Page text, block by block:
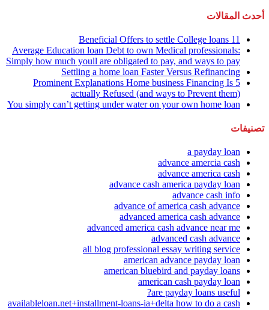
أحدث المقالات
11 Beneficial Offers to settle College loans
Average Education loan Debt to own Medical professionals:
Simply how much youll are obligated to pay, and ways to pay
Settling a home loan Faster Versus Refinancing
5 Prominent Explanations Home business Financing Is
actually Refused (and ways to Prevent them)
You simply can’t getting under water on your own home loan
تصنيفات
a payday loan
advance amercia cash
advance america cash
advance cash america payday loan
advance cash info
advance of america cash advance
advanced america cash advance
advanced america cash advance near me
advanced cash advance
all blog professional essay writing service
american advance payday loan
american bluebird and payday loans
american cash payday loan
are payday loans useful?
availableloan.net+installment-loans-ia+delta how to do a cash